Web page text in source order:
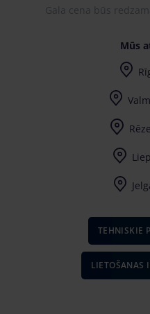
Gala cena būs
Mūs
TEHNISKIE
LIETOŠANAS